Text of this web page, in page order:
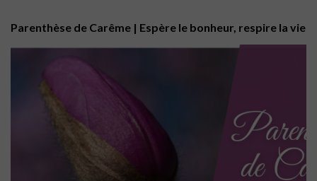
Parenthèse de Carême | Espère le bonheur, respire la vie